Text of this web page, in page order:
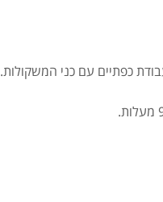
כפתיים עם כני המשקולות.